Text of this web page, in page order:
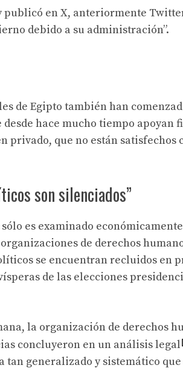
publicó en X, anteriormente
debido a su administración”.
de Egipto también han
desde hace mucho tiempo
privado, que no están satisfechos
son silenciados”
es examinado
de derechos
se encuentran recluidos
de las elecciones
la organización de derechos
concluyeron en un análisis legal
tan generalizado y sistemático